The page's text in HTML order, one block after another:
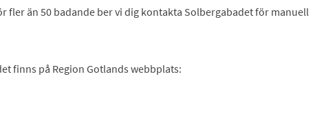
fler än 50 badande ber vi dig kontakta Solbergabadet för manuell
finns på Region Gotlands webbplats: